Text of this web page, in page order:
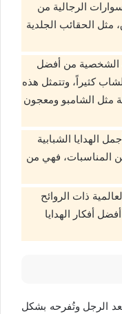
الرجالية من
مثل الحقائب الجلدية
الشخصية من أفضل
كثيراً، وتتمثل هذه
مثل الشامبو ومعجون
الهدايا الشبابية
المناسبات، فهي من
ذات الروائح
أفكار الهدايا
الرجل وتُفرحه بشكل